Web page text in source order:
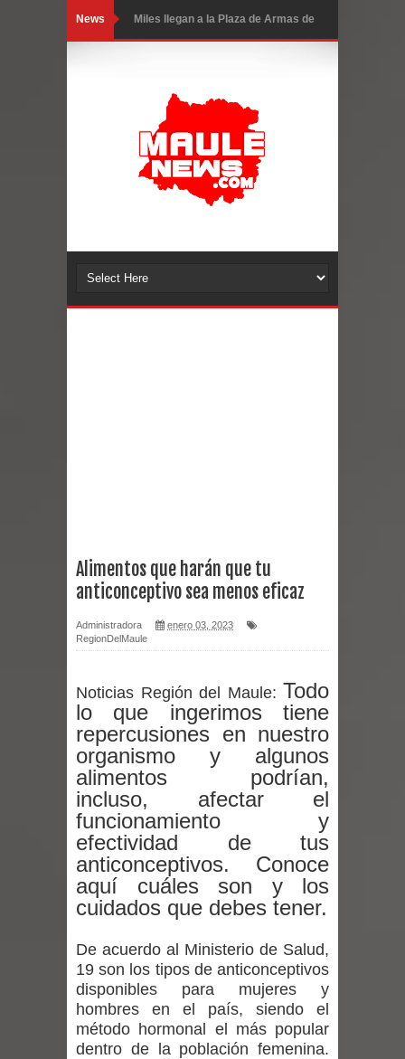
News Miles llegan a la Plaza de Armas de
Chancho 2026
Torneo de Asadores reúne a 13
equipos en la Fiesta del Chancho
reforzar medidas y consulta oportuna
desafío guerreros 2026
Banda linarense Los Remembers
intercambio musical y pedagógico
con comunidades escolares
Alta positividad en influenza hace que
expertos reiteren llamado a
vacunarse
Mario Meza endurece críticas contra
Linares: “No dará la cara”
Seremi de Desarrollo Social y Familia
mantiene despliegue para apoyar a
Alimentos que harán que tu
anticonceptivo sea menos eficaz
Administradora
enero 03, 2023
RegionDelMaule
Noticias Región del Maule: Todo
lo que ingerimos tiene
repercusiones en nuestro
organismo y algunos
alimentos podrían,
incluso, afectar el
funcionamiento y
efectividad de tus
anticonceptivos. Conoce
aquí cuáles son y los
cuidados que debes tener.
De acuerdo al Ministerio de Salud,
19 son los tipos de anticonceptivos
disponibles para mujeres y
hombres en el país, siendo el
método hormonal el más popular
dentro de la población femenina.